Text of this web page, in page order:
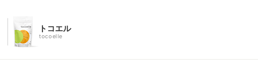
トコエル
tocoelle